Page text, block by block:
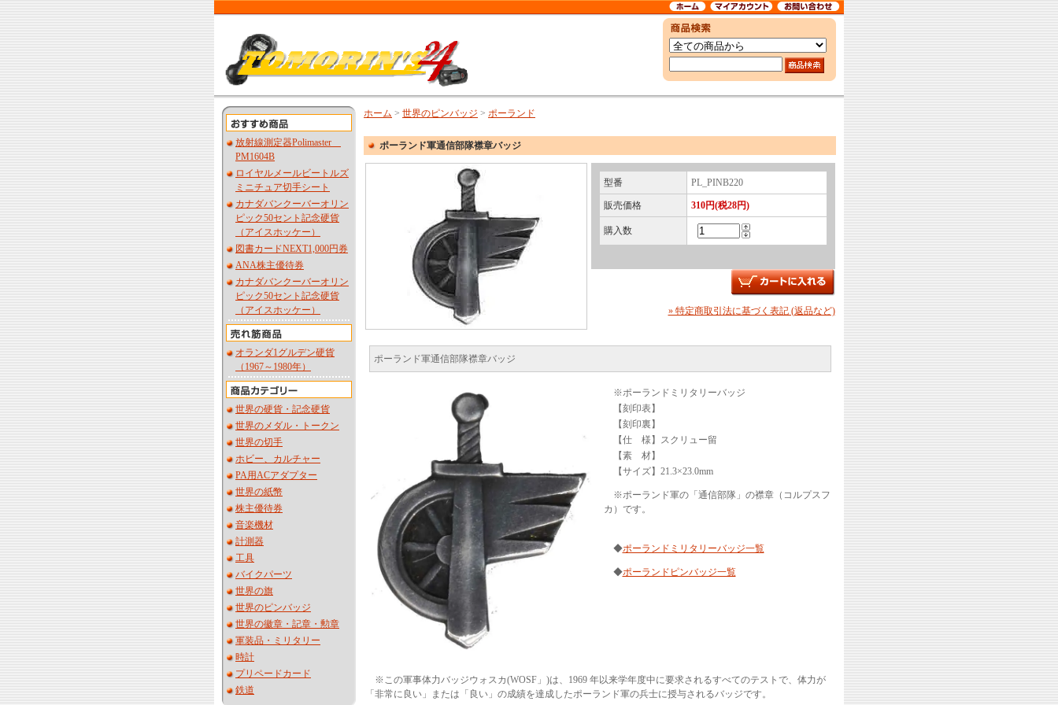
放射線測定器Polimaster
PM1604B
ロイヤルメールビートルズ
ミニチュア切手シート
カナダバンクーバーオリン
ピック50セント記念硬貨
（アイスホッケー）
図書カードNEXT1,000円券
ANA株主優待券
カナダバンクーバーオリン
ピック50セント記念硬貨
（アイスホッケー）
オランダ1グルデン硬貨
（1967～1980年）
世界の硬貨・記念硬貨
世界のメダル・トークン
世界の切手
ホビー、カルチャー
PA用ACアダプター
世界の紙幣
株主優待券
音楽機材
計測器
工具
バイクパーツ
世界の旗
世界のピンバッジ
世界の徽章・記章・勲章
軍装品・ミリタリー
時計
プリペードカード
鉄道
ホーム > 世界のピンバッジ > ポーランド
ポーランド軍通信部隊襟章バッジ
型番 PL_PINB220
販売価格 310円(税28円)
購入数
» 特定商取引法に基づく表記 (返品など)
ポーランド軍通信部隊襟章バッジ
※ポーランドミリタリーバッジ
【刻印表】
【刻印裏】
【仕 様】スクリュー留
【素 材】
【サイズ】21.3×23.0mm
※ポーランド軍の「通信部隊」の襟章（コルプスフ
カ）です。
◆ポーランドミリタリーバッジ一覧
◆ポーランドピンバッジ一覧
※この軍事体力バッジウォスカ(WOSF」)は、1969 年以来学年度中に要求されるすべてのテストで、体力が
「非常に良い」または「良い」の成績を達成したポーランド軍の兵士に授与されるバッジです。